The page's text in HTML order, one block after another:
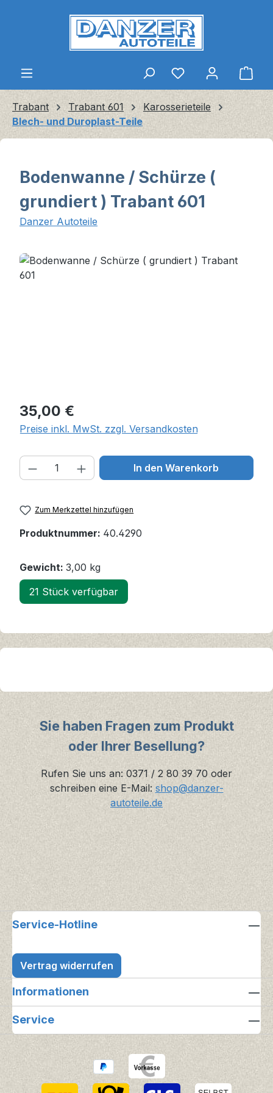
Zum Hauptinhalt springen
Trabant Trabant 601
Karosserieteile
Blech- und Duroplast-Teile
Bodenwanne / Schürze (
grundiert ) Trabant 601
Danzer Autoteile
Bildergalerie überspringen
Regulärer Preis:
35,00 €
Preise inkl. MwSt. zzgl. Versandkosten
Produkt Anzahl: Gib den
In den Warenkorb
Zum Merkzettel hinzufügen
Produktnummer: 40.4290
Gewicht: 3,00 kg
21 Stück verfügbar
Sie haben Fragen zum Produkt
oder Ihrer Besellung?
Rufen Sie uns an: 0371 / 2 80 39 70 oder
schreiben eine E-Mail: shop@danzer-
autoteile.de
Service-Hotline
Vertrag widerrufen
Informationen
Service